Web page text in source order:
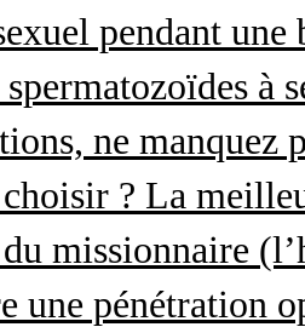
pendant
à
ne manquez
? La
missionnaire
une pénétration